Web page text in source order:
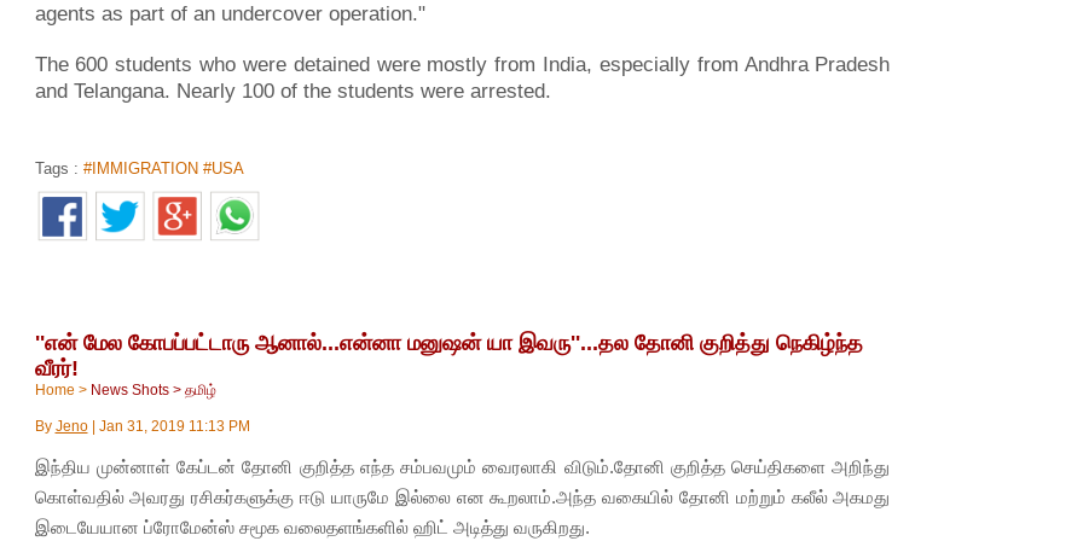
agents as part of an undercover operation."
The 600 students who were detained were mostly from India, especially from Andhra Pradesh
and Telangana. Nearly 100 of the students were arrested.
Tags : #IMMIGRATION #USA
''என் மேல கோபப்பட்டாரு ஆனால்...என்னா மனுஷன் யா இவரு''...தல தோனி குறித்து நெகிழ்ந்த
வீரர்!
Home > News Shots> தமிழ்
By Jeno| Jan 31, 2019 11:13 PM
இந்திய முன்னாள் கேப்டன் தோனி குறித்த எந்த சம்பவமும் வைரலாகி விடும்.தோனி குறித்த செய்திகளை அறிந்து
கொள்வதில் அவரது ரசிகர்களுக்கு ஈடு யாருமே இல்லை என கூறலாம்.அந்த வகையில் தோனி மற்றும் கலீல் அகமது
இடையேயான ப்ரோமேன்ஸ் சமூக வலைதளங்களில் ஹிட் அடித்து வருகிறது.